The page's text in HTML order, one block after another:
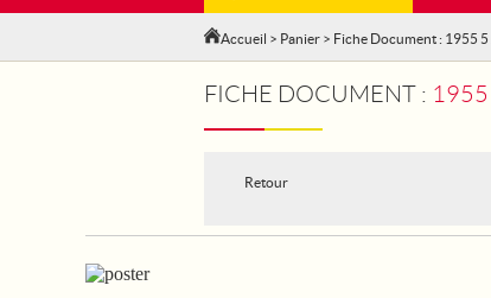
Accueil > Panier > Fiche Document : 1955 5
FICHE DOCUMENT : 1955
Retour